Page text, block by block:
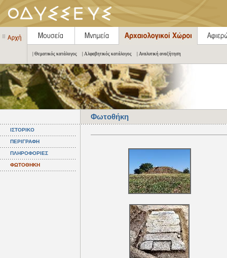
| Θεματικός κατάλογος | Αλφαβητικός κατάλογος | Αναλυτική αναζήτηση
Φωτοθήκη
ΙΣΤΟΡΙΚΟ
ΠΕΡΙΓΡΑΦΗ
ΠΛΗΡΟΦΟΡΙΕΣ
ΦΩΤΟΘΗΚΗ